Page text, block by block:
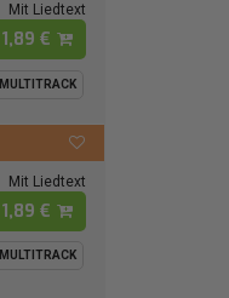
Mit Liedtext
1,89 €
MULTITRACK
Mit Liedtext
1,89 €
MULTITRACK